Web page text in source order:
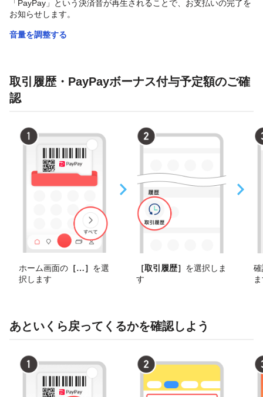
「PayPay」という決済音が再生されることで、お支払いの完了を
お知らせします。
音量を調整する
取引履歴・PayPayボーナス付与予定額のご確
認
ホーム画面の ［その他
］ を選
択します
［取引履歴］ を選択しま
す
あといくら戻ってくるかを確認しよう